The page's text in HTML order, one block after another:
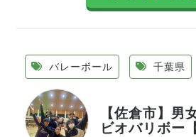
バレーボール 千葉県
【佐倉市】男
ビオバリボー